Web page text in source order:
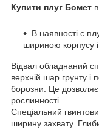
Відвал обладнаний
верхній шар грунту і
борозни. Це
рослинності.
Спеціальний
ширину захвату.
В наявності є
шириною корпусу і
Купити плуг Бомет